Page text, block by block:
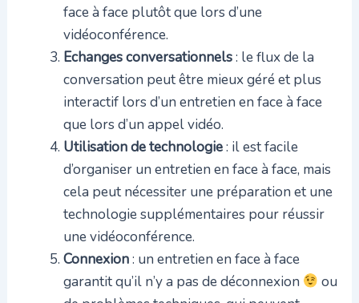
face à face plutôt que lors d’une
vidéoconférence.
Echanges conversationnels: le flux de la
conversation peut être mieux géré et plus
interactif lors d’un entretien en face à face
que lors d’un appel vidéo.
Utilisation de technologie: il est facile
d’organiser un entretien en face à face, mais
cela peut nécessiter une préparation et une
technologie supplémentaires pour réussir
une vidéoconférence.
Connexion: un entretien en face à face
garantit qu’il n’y a pas de déconnexion
ou